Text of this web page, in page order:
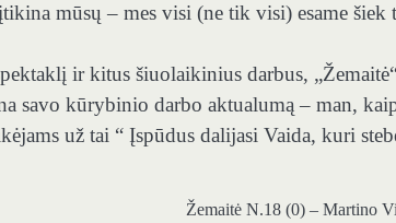
mūsų – mes visi (ne tik visi) esame šiek
ir kitus šiuolaikinius darbus,
savo kūrybinio darbo aktualumą – man,
už tai “ Įspūdus dalijasi Vaida, kuri
Žemaitė N.18 (0) – Martino